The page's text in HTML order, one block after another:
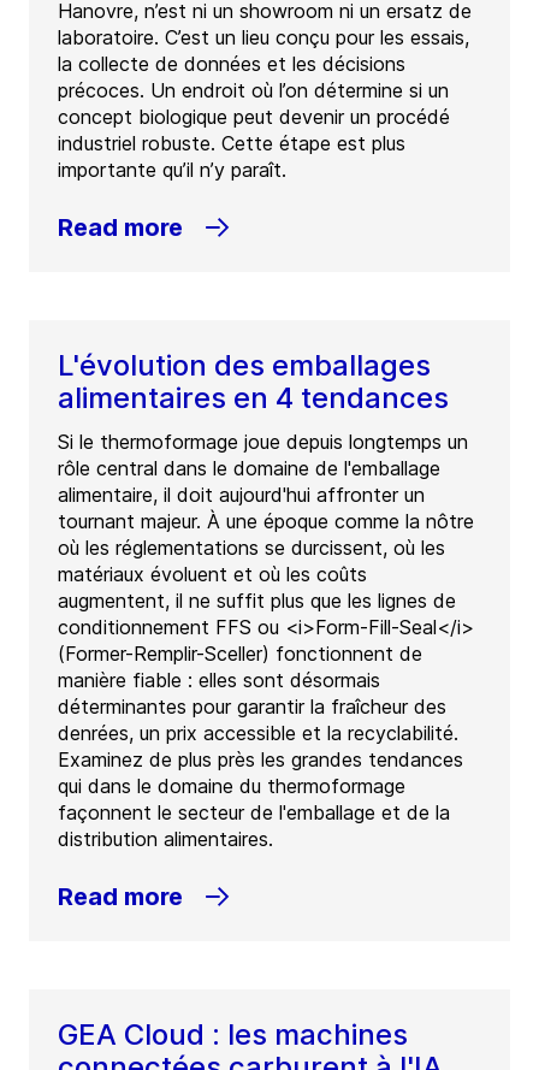
Hanovre, n’est ni un showroom ni un ersatz de
laboratoire. C’est un lieu conçu pour les essais,
la collecte de données et les décisions
précoces. Un endroit où l’on détermine si un
concept biologique peut devenir un procédé
industriel robuste. Cette étape est plus
importante qu’il n’y paraît.
Read more
L'évolution des emballages
alimentaires en 4 tendances
Si le thermoformage joue depuis longtemps un
rôle central dans le domaine de l'emballage
alimentaire, il doit aujourd'hui affronter un
tournant majeur. À une époque comme la nôtre
où les réglementations se durcissent, où les
matériaux évoluent et où les coûts
augmentent, il ne suffit plus que les lignes de
conditionnement FFS ou <i>Form-Fill-Seal</i>
(Former-Remplir-Sceller) fonctionnent de
manière fiable : elles sont désormais
déterminantes pour garantir la fraîcheur des
denrées, un prix accessible et la recyclabilité.
Examinez de plus près les grandes tendances
qui dans le domaine du thermoformage
façonnent le secteur de l'emballage et de la
distribution alimentaires.
Read more
GEA Cloud : les machines